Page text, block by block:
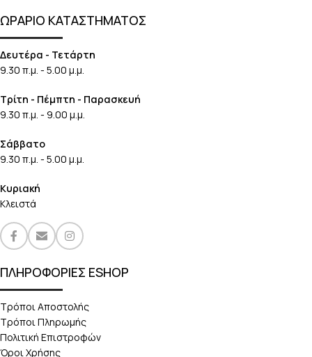
ΩΡΑΡΙΟ ΚΑΤΑΣΤΗΜΑΤΟΣ
Δευτέρα - Τετάρτη
9.30 π.μ. - 5.00 μ.μ.
Τρίτη - Πέμπτη - Παρασκευή
9.30 π.μ. - 9.00 μ.μ.
Σάββατο
9.30 π.μ. - 5.00 μ.μ.
Κυριακή
Κλειστά
ΠΛΗΡΟΦΟΡΙΕΣ ESHOP
Τρόποι Αποστολής
Τρόποι Πληρωμής
Πολιτική Επιστροφών
Όροι Χρήσης